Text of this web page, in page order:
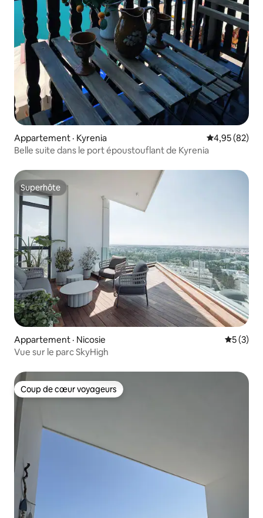
Appartement · Kyrenia Note
4,95 (82)
Belle suite dans le port époustouflant de Kyrenia
Superhôte
Superhôte
Appartement · Nicosie Note
5 (3)
Vue sur le parc SkyHigh
Coup de cœur voyageurs
Coup de cœur voyageurs